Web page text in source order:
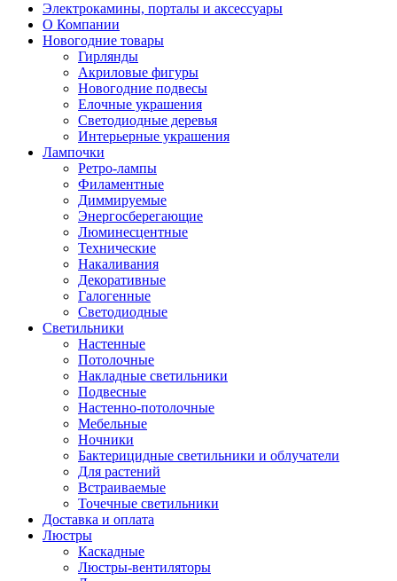
Электрокамины, порталы и аксессуары
О Компании
Новогодние товары
Гирлянды
Акриловые фигуры
Новогодние подвесы
Елочные украшения
Светодиодные деревья
Интерьерные украшения
Лампочки
Ретро-лампы
Филаментные
Диммируемые
Энергосберегающие
Люминесцентные
Технические
Накаливания
Декоративные
Галогенные
Светодиодные
Светильники
Настенные
Потолочные
Накладные светильники
Подвесные
Настенно-потолочные
Мебельные
Ночники
Бактерицидные светильники и облучатели
Для растений
Встраиваемые
Точечные светильники
Доставка и оплата
Люстры
Каскадные
Люстры-вентиляторы